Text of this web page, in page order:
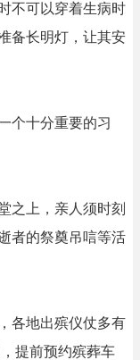
不可以穿着生病时
备长明灯，让其安
个十分重要的习
之上，亲人须时刻
者的祭奠吊唁等活
各地出殡仪仗多有
提前预约殡葬车